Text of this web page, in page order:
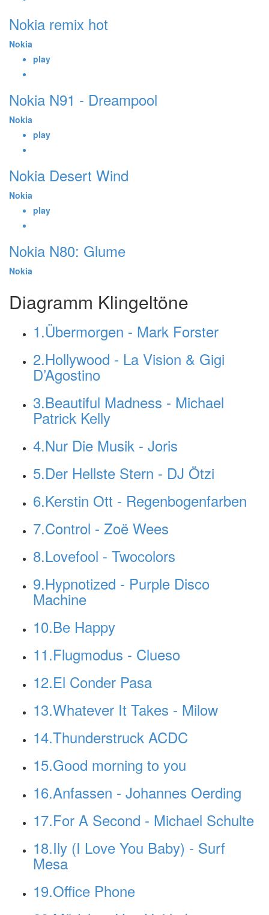
Nokia remix hot
Nokia
play
Nokia N91 - Dreampool
Nokia
play
Nokia Desert Wind
Nokia
play
Nokia N80: Glume
Nokia
Diagramm Klingeltöne
1.Übermorgen - Mark Forster
2.Hollywood - La Vision & Gigi
D’Agostino
3.Beautiful Madness - Michael
Patrick Kelly
4.Nur Die Musik - Joris
5.Der Hellste Stern - DJ Ötzi
6.Kerstin Ott - Regenbogenfarben
7.Control - Zoë Wees
8.Lovefool - Twocolors
9.Hypnotized - Purple Disco
Machine
10.Be Happy
11.Flugmodus - Clueso
12.El Conder Pasa
13.Whatever It Takes - Milow
14.Thunderstruck ACDC
15.Good morning to you
16.Anfassen - Johannes Oerding
17.For A Second - Michael Schulte
18.Ily (I Love You Baby) - Surf
Mesa
19.Office Phone